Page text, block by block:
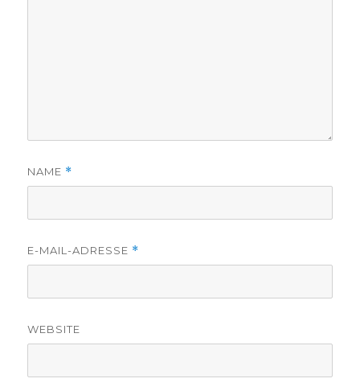
NAME *
E-MAIL-ADRESSE *
WEBSITE